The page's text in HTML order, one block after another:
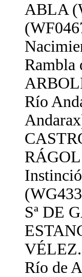
ABLA
Rambla
Río
Sª DE
VÉLEZ.
Río de